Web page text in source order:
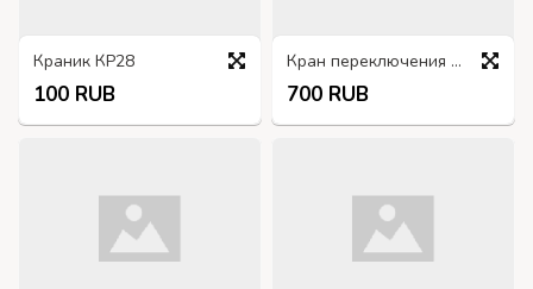
Краник КР28
100 RUB
Кран переключения баков 66-1104160, ПП8-Т, ГАЗ-66
700 RUB